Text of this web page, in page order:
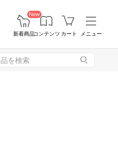
New
新着商品コンテンツ カート メニュー